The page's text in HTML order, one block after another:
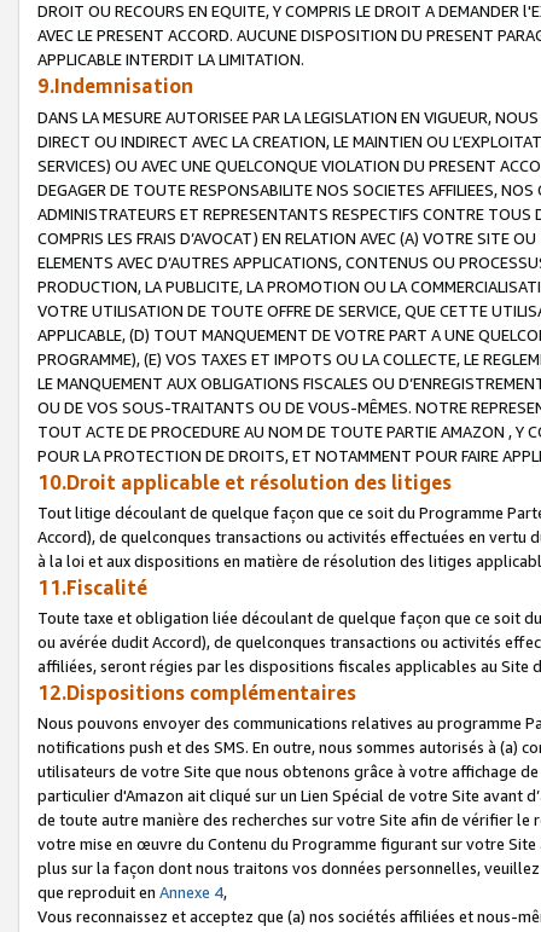
DROIT OU RECOURS EN EQUITE, Y COMPRIS LE DROIT A DEMANDER
AVEC LE PRESENT ACCORD. AUCUNE DISPOSITION DU PRESENT
APPLICABLE INTERDIT LA LIMITATION.
9.Indemnisation
DANS LA MESURE AUTORISEE PAR LA LEGISLATION EN VIGUEUR,
DIRECT OU INDIRECT AVEC LA CREATION, LE MAINTIEN OU
SERVICES) OU AVEC UNE QUELCONQUE VIOLATION DU PRESENT
DEGAGER DE TOUTE RESPONSABILITE NOS SOCIETES AFFILIEES,
ADMINISTRATEURS ET REPRESENTANTS RESPECTIFS CONTRE
COMPRIS LES FRAIS D’AVOCAT) EN RELATION AVEC (A) VOTRE SITE
ELEMENTS AVEC D’AUTRES APPLICATIONS, CONTENUS OU
PRODUCTION, LA PUBLICITE, LA PROMOTION OU LA
VOTRE UTILISATION DE TOUTE OFFRE DE SERVICE, QUE CETTE
APPLICABLE, (D) TOUT MANQUEMENT DE VOTRE PART A UNE
PROGRAMME), (E) VOS TAXES ET IMPOTS OU LA COLLECTE, LE
LE MANQUEMENT AUX OBLIGATIONS FISCALES OU
OU DE VOS SOUS-TRAITANTS OU DE VOUS-MÊMES. NOTRE
TOUT ACTE DE PROCEDURE AU NOM DE TOUTE PARTIE AMAZON , Y
POUR LA PROTECTION DE DROITS, ET NOTAMMENT POUR FAIRE
10.Droit applicable et résolution des litiges
Tout litige découlant de quelque façon que ce soit du Programme
Accord), de quelconques transactions ou activités effectuées en vertu
à la loi et aux dispositions en matière de résolution des litiges
11.Fiscalité
Toute taxe et obligation liée découlant de quelque façon que ce soit
ou avérée dudit Accord), de quelconques transactions ou activités
affiliées, seront régies par les dispositions fiscales applicables au Site
12.Dispositions complémentaires
Nous pouvons envoyer des communications relatives au programme
notifications push et des SMS. En outre, nous sommes autorisés à
utilisateurs de votre Site que nous obtenons grâce à votre affichage
particulier d'Amazon ait cliqué sur un Lien Spécial de votre Site avant
de toute autre manière des recherches sur votre Site afin de vérifier
votre mise en œuvre du Contenu du Programme figurant sur votre
plus sur la façon dont nous traitons vos données personnelles,
que reproduit en Annexe 4,
Vous reconnaissez et acceptez que (a) nos sociétés affiliées et nous-